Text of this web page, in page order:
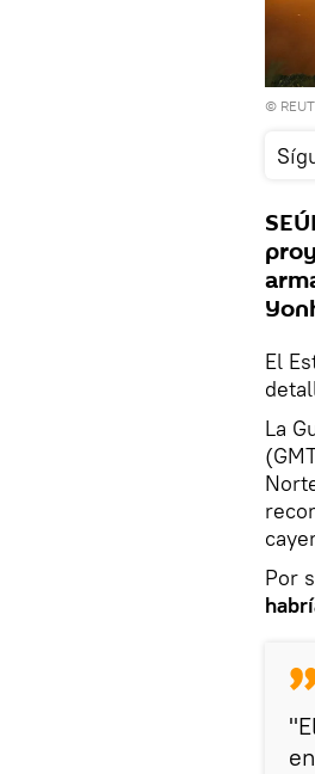
©
El
La
Por